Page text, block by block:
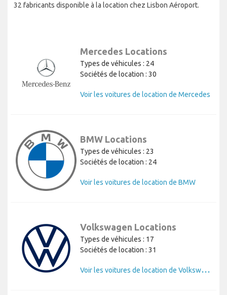
32 fabricants disponible à la location chez Lisbon Aéroport.
Mercedes Locations
Types de véhicules : 24
Sociétés de location : 30
Voir les voitures de location de Mercedes
BMW Locations
Types de véhicules : 23
Sociétés de location : 24
Voir les voitures de location de BMW
Volkswagen Locations
Types de véhicules : 17
Sociétés de location : 31
V
oir les voitures de location de Volkswagen